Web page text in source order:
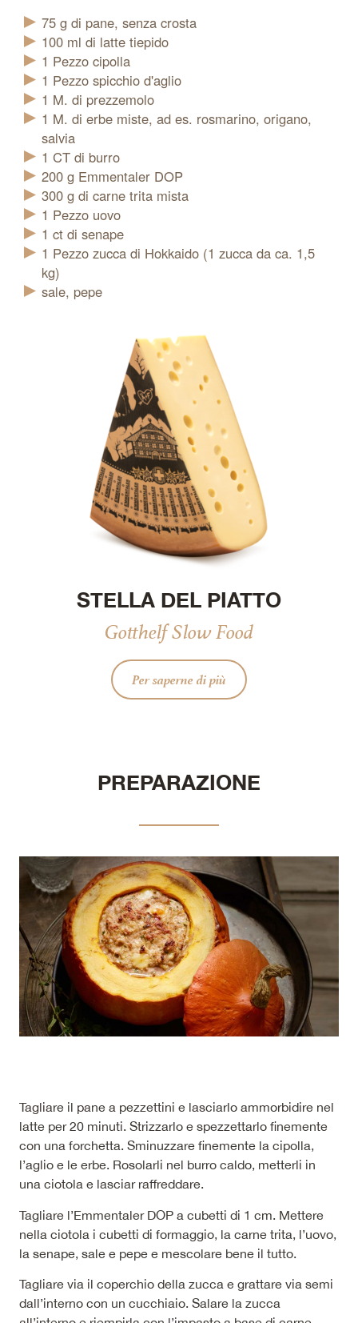
75 g di pane, senza crosta
100 ml di latte tiepido
1 Pezzo cipolla
1 Pezzo spicchio d'aglio
1 M. di prezzemolo
1 M. di erbe miste, ad es. rosmarino, origano,
salvia
1 CT di burro
200 g Emmentaler DOP
300 g di carne trita mista
1 Pezzo uovo
1 ct di senape
1 Pezzo zucca di Hokkaido (1 zucca da ca. 1,5
kg)
sale, pepe
STELLA DEL PIATTO
Gotthelf Slow Food
Per saperne di più
PREPARAZIONE
Tagliare il pane a pezzettini e lasciarlo ammorbidire nel
latte per 20 minuti. Strizzarlo e spezzettarlo finemente
con una forchetta. Sminuzzare finemente la cipolla,
l’aglio e le erbe. Rosolarli nel burro caldo, metterli in
una ciotola e lasciar raffreddare.
Tagliare l’Emmentaler DOP a cubetti di 1 cm. Mettere
nella ciotola i cubetti di formaggio, la carne trita, l’uovo,
la senape, sale e pepe e mescolare bene il tutto.
Tagliare via il coperchio della zucca e grattare via semi
dall’interno con un cucchiaio. Salare la zucca